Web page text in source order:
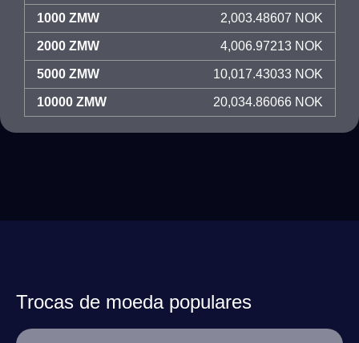
1000 ZMW 2,003.48607 NOK
2000 ZMW 4,006.97213 NOK
5000 ZMW 10,017.43033 NOK
10000 ZMW 20,034.86066 NOK
Trocas de moeda populares